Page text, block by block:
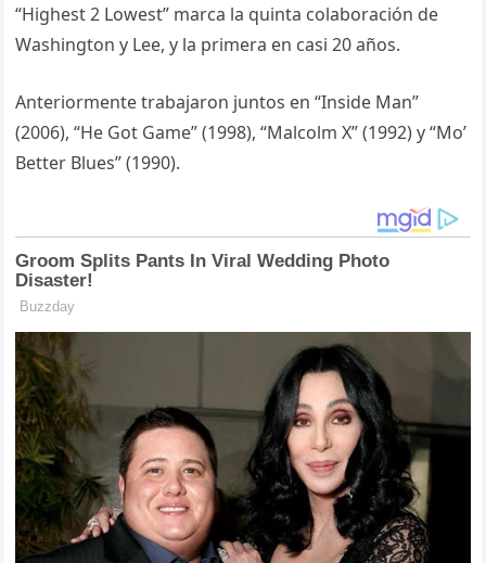
“Highest 2 Lowest” marca la quinta colaboración de
Washington y Lee, y la primera en casi 20 años.
Anteriormente trabajaron juntos en “Inside Man”
(2006), “He Got Game” (1998), “Malcolm X” (1992) y “Mo’
Better Blues” (1990).